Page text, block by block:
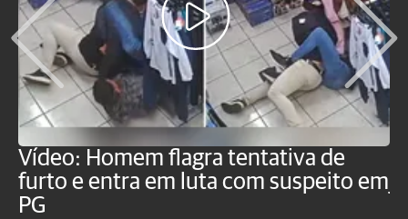
Vídeo: Homem flagra tentativa de
furto e entra em luta com suspeito em
PG